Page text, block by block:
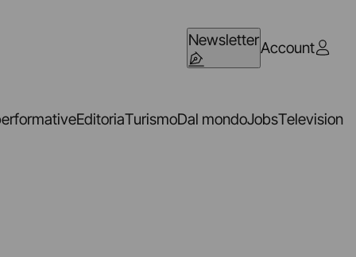
NewsletterAccount
EditoriaTurismoDal mondoJobsTelevision